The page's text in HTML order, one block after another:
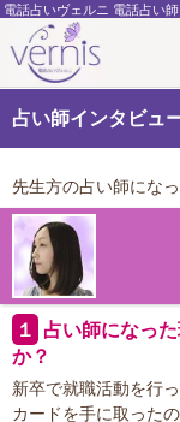
電話占いヴェルニ 電話占い
占い師インタビュ
先生方の占い師にな
１ 占い師になっ
か？
新卒で就職活動を行
カードを手に取った